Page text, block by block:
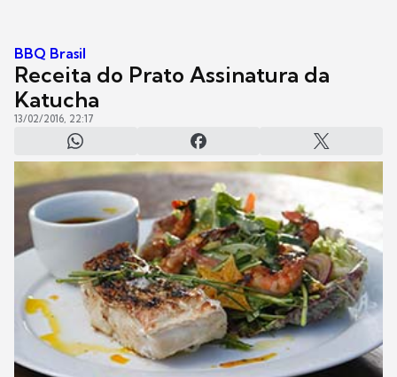
BBQ Brasil
Receita do Prato Assinatura da
Katucha
13/02/2016, 22:17